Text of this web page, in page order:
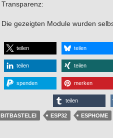
Transparenz:
Die gezeigten Module wurden
teilen teilen
teilen teilen
spenden merken
teilen
BITBASTELEI ESP32 ESPHOME